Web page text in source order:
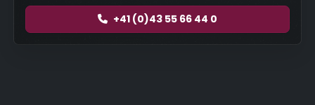
+41 (0)43 55 66 44 0